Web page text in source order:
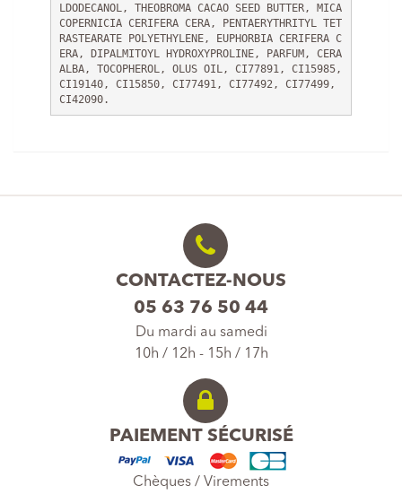
LDODECANOL, THEOBROMA CACAO SEED BUTTER, MICA
COPERNICIA CERIFERA CERA, PENTAERYTHRITYL TET
RASTEARATE POLYETHYLENE, EUPHORBIA CERIFERA C
ERA, DIPALMITOYL HYDROXYPROLINE, PARFUM, CERA
ALBA, TOCOPHEROL, OLUS OIL, CI77891, CI15985,
CI19140, CI15850, CI77491, CI77492, CI77499,
CI42090.
CONTACTEZ-NOUS
05 63 76 50 44
Du mardi au samedi
10h / 12h - 15h / 17h
PAIEMENT SÉCURISÉ
Chèques / Virements